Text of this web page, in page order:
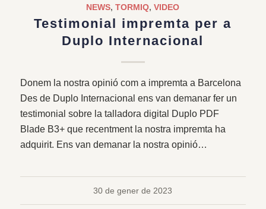
NEWS,TORMIQ,VIDEO
Testimonial impremta per a
Duplo Internacional
Donem la nostra opinió com a impremta a Barcelona
Des de Duplo Internacional ens van demanar fer un
testimonial sobre la talladora digital Duplo PDF
Blade B3+ que recentment la nostra impremta ha
adquirit. Ens van demanar la nostra opinió…
30 de gener de 2023